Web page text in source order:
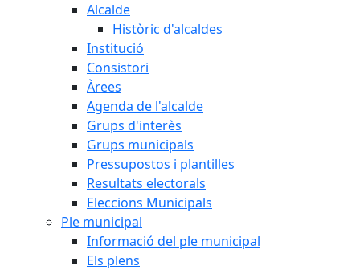
Alcalde
Històric d'alcaldes
Institució
Consistori
Àrees
Agenda de l'alcalde
Grups d'interès
Grups municipals
Pressupostos i plantilles
Resultats electorals
Eleccions Municipals
Ple municipal
Informació del ple municipal
Els plens